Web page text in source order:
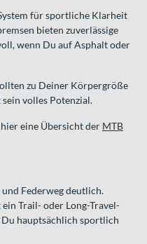
für sportliche Klarheit
bieten zuverlässige
wenn Du auf Asphalt oder
zu Deiner Körpergröße
volles Potenzial.
eine Übersicht der MTB
Federweg deutlich.
Trail- oder Long-Travel-
hauptsächlich sportlich